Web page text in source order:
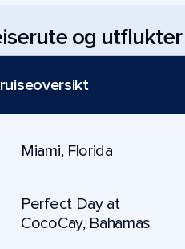
og utflukter
Miami, Florida
Perfect Day at
CocoCay, Bahamas